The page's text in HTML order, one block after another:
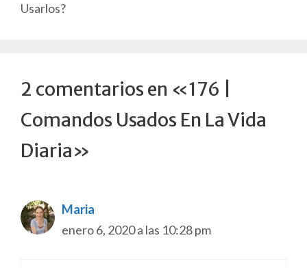
Usarlos?
2 comentarios en «176 |
Comandos Usados En La Vida
Diaria»
Maria
enero 6, 2020 a las 10:28 pm